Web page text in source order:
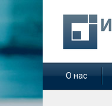
О нас